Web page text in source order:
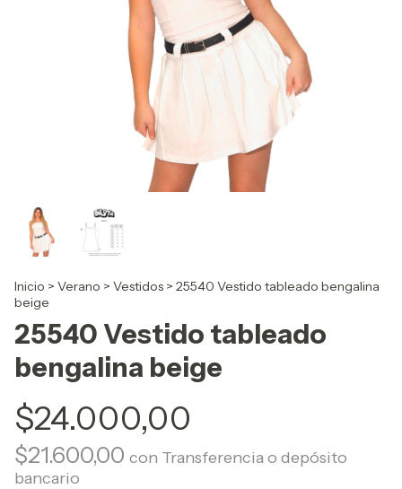
Inicio > Verano > Vestidos > 25540 Vestido tableado bengalina
beige
25540 Vestido tableado
bengalina beige
$24.000,00
$21.600,00 con Transferencia o depósito
bancario